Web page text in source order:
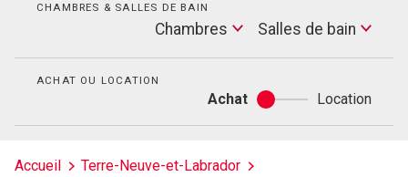
CHAMBRES & SALLES DE BAIN
Chambres
Salles
de
Salles de bain
ACHAT OU LOCATION
Achat
Achat
ou
Location
Accueil
Terre-Neuve-et-Labrador